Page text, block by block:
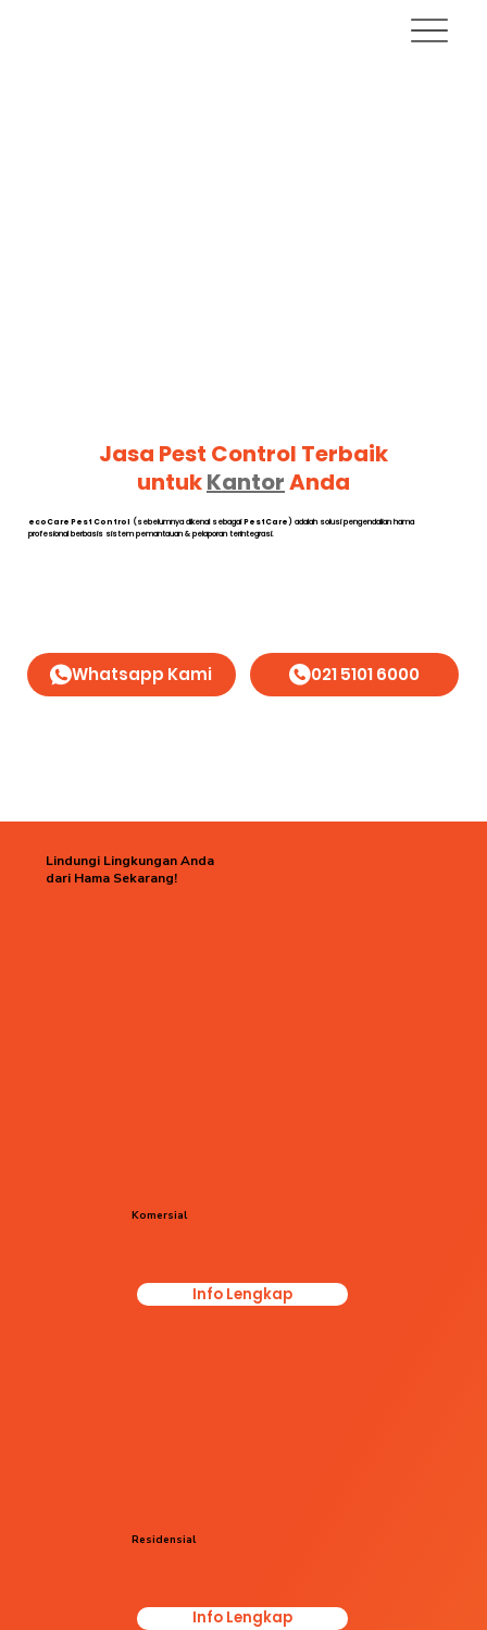
Lindungi Lingkungan Anda
dari Hama Sekarang!
Komersial
Info Lengkap
Residensial
Info Lengkap
Whatsapp Kami 021 5101 6000
Jasa Pest Control Terbaik
untukKantorAnda
ecoCare Pest Control (sebelumnya dikenal sebagaiPestCare ) adalah solusi pengendalian hama
profesional berbasis sistem pemantauan & pelaporan terintegrasi.